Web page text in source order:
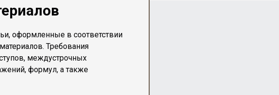
оформленные в соответствии
Требования
междустрочных
формул, а также